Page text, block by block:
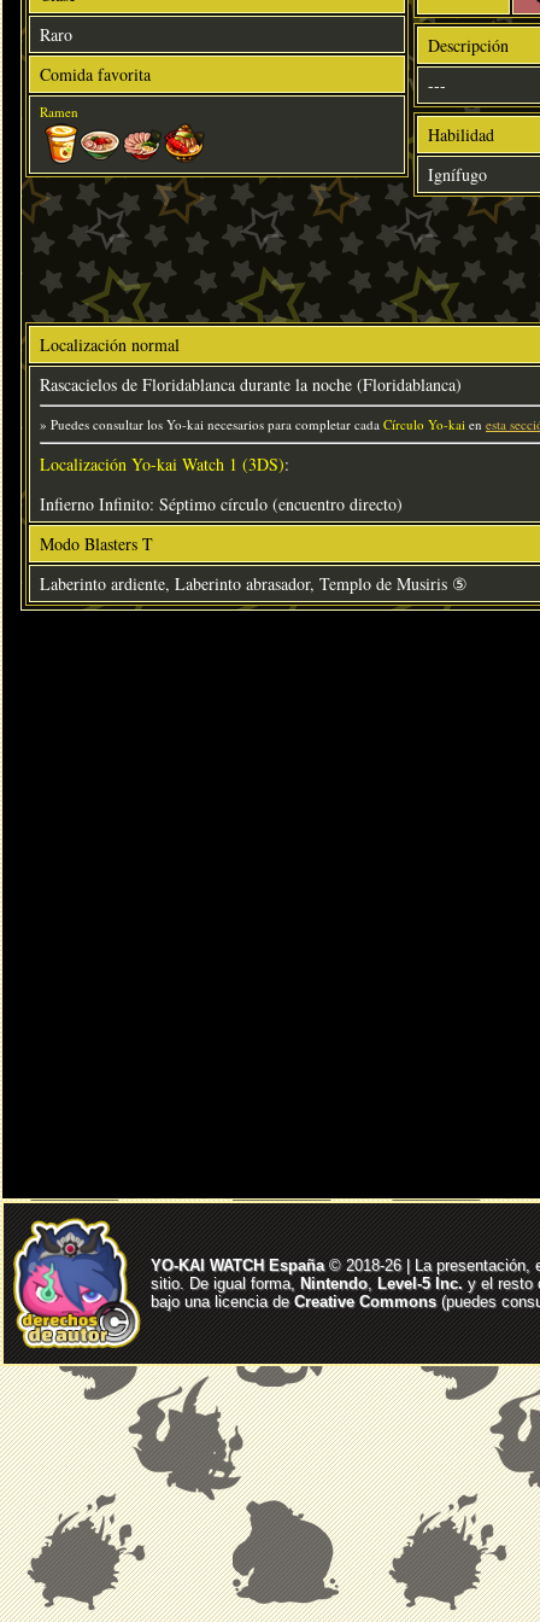
Raro
Comida favorita
Ramen
Descripción
---
Habilidad
Ignífugo
Localización normal
Rascacielos de Floridablanca durante la noche (Floridablanca)
» Puedes consultar los Yo-kai necesarios para completar cada Círculo Yo-kai en esta
Localización Yo-kai Watch 1 (3DS):
Infierno Infinito: Séptimo círculo (encuentro directo)
Modo Blasters T
Laberinto ardiente, Laberinto abrasador, Templo de Musiris ⑤
YO-KAI WATCH España© 2018-26 | La presentación,
sitio. De igual forma, Nintendo, Level-5 Inc. y el resto
bajo una licencia deCreative Commons(puedes